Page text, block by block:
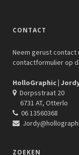
CONTACT
Neem gerust contact
contactformulier op
HolloGraphic |
Dorpsstraat 20
6731 AT, Otterlo
06 13560368
ZOEKEN